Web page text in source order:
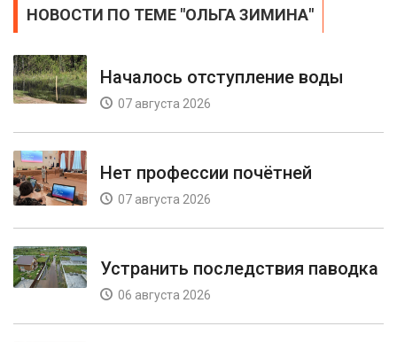
НОВОСТИ ПО ТЕМЕ "ОЛЬГА ЗИМИНА"
Началось отступление воды
07 августа 2026
Нет профессии почётней
07 августа 2026
Устранить последствия паводка
06 августа 2026